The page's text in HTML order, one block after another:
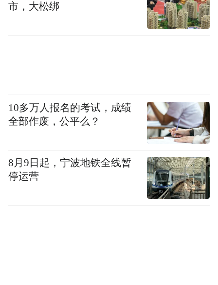
市，大松绑
10多万人报名的考试，成绩
全部作废，公平么？
8月9日起，宁波地铁全线暂
停运营